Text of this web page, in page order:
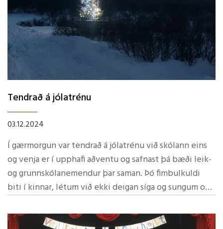
Tendrað á jólatrénu
03.12.2024
Í gærmorgun var tendrað á jólatrénu við skólann eins
og venja er í upphafi aðventu og safnast þá bæði leik-
og grunnskólanemendur þar saman. Þó fimbulkuldi
biti í kinnar, létum við ekki deigan síga og sungum og